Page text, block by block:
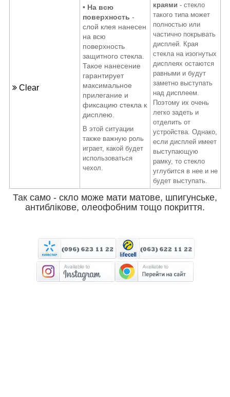
Clear
• На всю
поверхность -
слой клея нанесен
на всю
поверхность
защитного стекла.
Такое нанесение
гарантирует
максимальное
прилегание и
фиксацию стекла к
дисплею.
В этой ситуации
также важную роль
играет, какой будет
использоваться
чехол.
краями - стекло
такого типа может
полностью или
частично покрывать
дисплей. Края
стекла на изогнутых
дисплеях остаются
равными и будут
заметно выступать
над дисплеем.
Поэтому их очень
легко задеть и
отделить от
устройства. Однако,
если дисплей имеет
выступающую
рамку, то стекло
углубится в нее и не
будет выступать.
Так само - скло може мати матове, шпигунське,
антиблікове, олеофобним тощо покриття.